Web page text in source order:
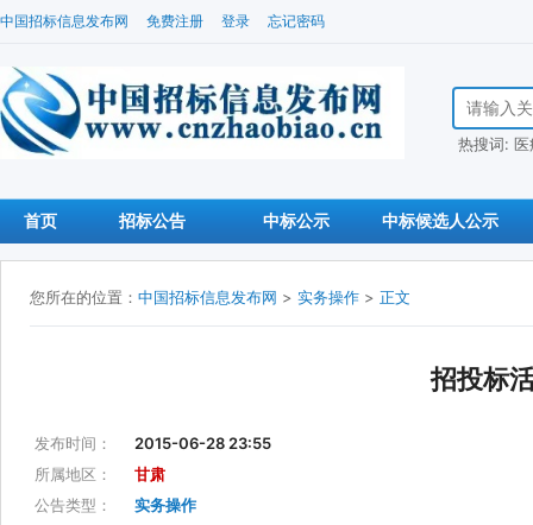
中国招标信息发布网 免费注册 登录 忘记密码
搜索招标信
热搜词:
首页 招标公告 中标公示 中标候选人公示
您所在的位置： 中国招标信息发布网 > 实务操作 > 正文
招投标
发布时间：
2015-06-28 23:55
所属地区：
甘肃
公告类型：
实务操作